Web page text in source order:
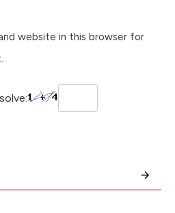
website in this browser for